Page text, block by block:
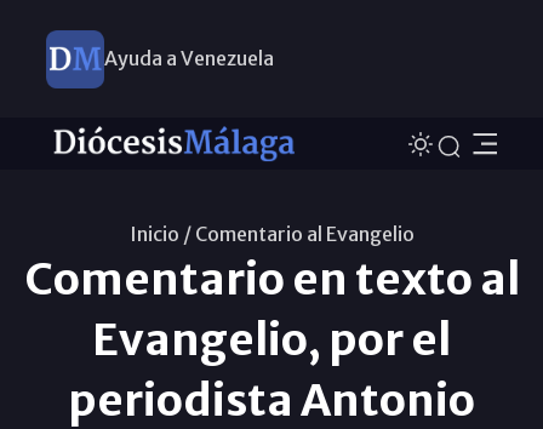
Ayuda a Venezuela
Inicio / Comentario al Evangelio
Comentario en texto al
Evangelio, por el
periodista Antonio